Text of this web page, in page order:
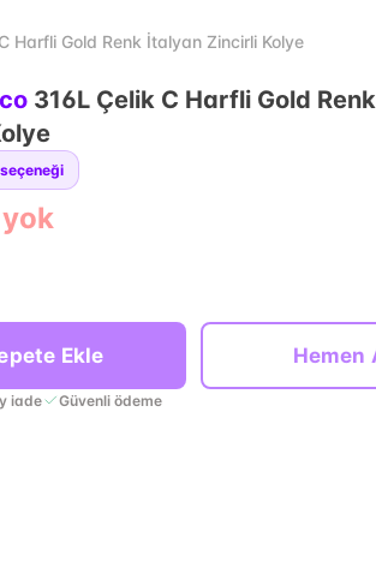
Harfli Gold Renk İtalyan Zincirli Kolye
316L Çelik C Harfli Gold
Ekle Hemen
iade Güvenli ödeme